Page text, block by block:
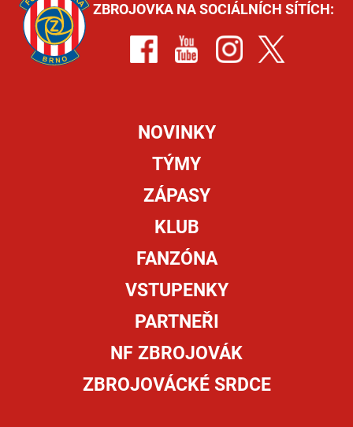
ZBROJOVKA NA SOCIÁLNÍCH SÍTÍCH:
NOVINKY
TÝMY
ZÁPASY
KLUB
FANZÓNA
VSTUPENKY
PARTNEŘI
NF ZBROJOVÁK
ZBROJOVÁCKÉ SRDCE